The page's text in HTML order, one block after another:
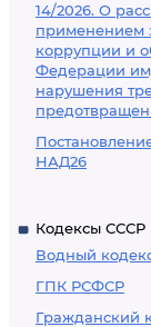
14/2026. О
применением
коррупции и
Федерации
нарушения
НАД26
Кодексы
Водный
ГПК РСФСР
Гражданский